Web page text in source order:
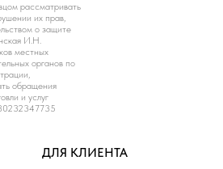
рассматривать
их прав,
о защите
И.Н.
местных
органов по
обращения
и услуг
ДЛЯ КЛИЕНТА